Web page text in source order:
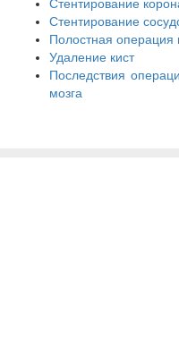
Стентирование
Стентирование
Полостная операция
Удаление кист
Последствия
мозга